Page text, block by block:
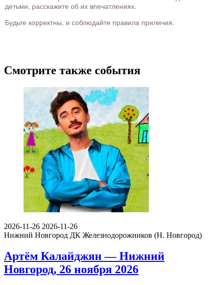
детьми, расскажите об их впечатлениях.
Будьте корректны, и соблюдайте правила приличия.
Смотрите также события
2026-11-26 2026-11-26
Нижний Новгород ДК Железнодорожников (Н. Новгород)
Артём Калайджян — Нижний
Новгород, 26 ноября 2026